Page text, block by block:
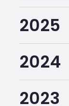
2025
2024
2023